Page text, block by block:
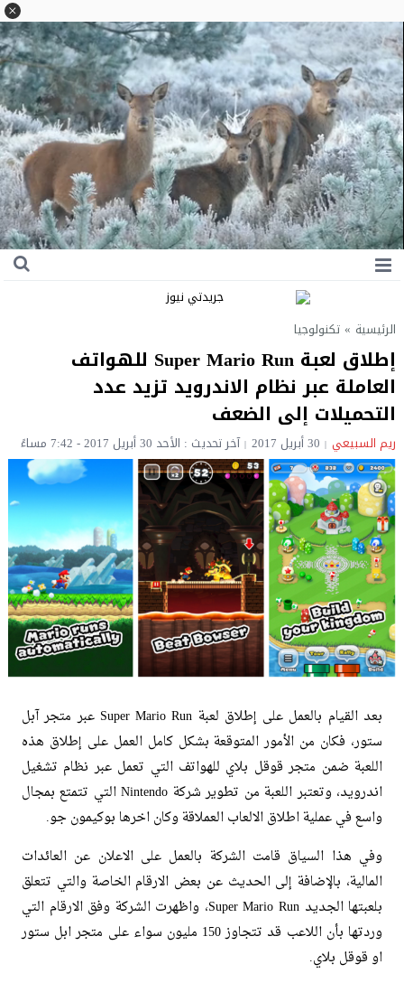
الرئيسية » تكنولوجيا
إطلاق لعبة Super Mario Run للهواتف
العاملة عبر نظام الاندرويد تزيد عدد
التحميلات إلى الضعف
ريم السبيعي 30 أبريل 2017 آخر تحديث : الأحد 30 أبريل 2017 - 7:42 مساءً
بعد القيام بالعمل على إطلاق لعبة Super Mario Run عبر متجر آبل
ستور، فكان من الأمور المتوقعة بشكل كامل العمل على إطلاق هذه
اللعبة ضمن متجر قوقل بلاي للهواتف التي تعمل عبر نظام تشغيل
اندرويد، وتعتبر اللعبة من تطوير شركة Nintendo التي تتمتع بمجال
واسع في عملية اطلاق الالعاب العملاقة وكان اخرها بوكيمون جو.
وفي هذا السياق قامت الشركة بالعمل على الاعلان عن العائدات
المالية، بالإضافة إلى الحديث عن بعض الارقام الخاصة والتي تتعلق
بلعبتها الجديد Super Mario Run، واظهرت الشركة وفق الارقام التي
وردتها بأن اللاعب قد تتجاوز 150 مليون سواء على متجر ابل ستور
او قوقل بلاي.